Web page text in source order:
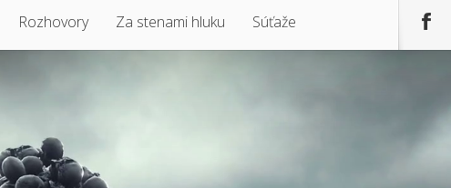
Rozhovory Za stenami hluku Súťaže